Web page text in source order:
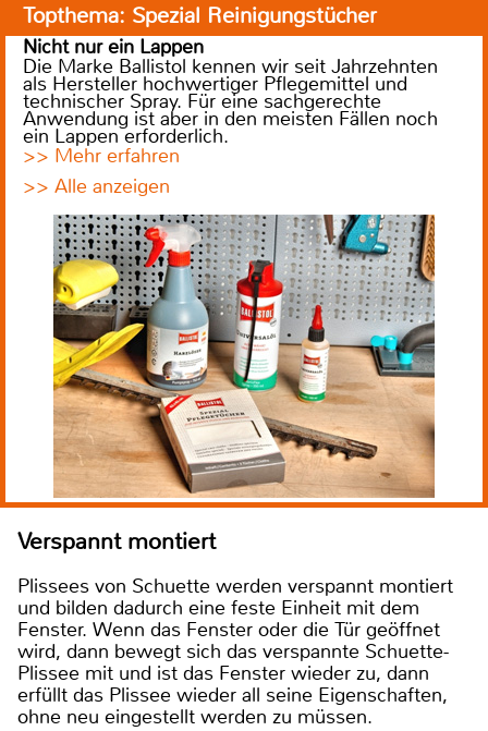
Topthema: Spezial Reinigungstücher
Nicht nur ein Lappen
Die Marke Ballistol kennen wir seit Jahrzehnten
als Hersteller hochwertiger Pflegemittel und
technischer Spray. Für eine sachgerechte
Anwendung ist aber in den meisten Fällen noch
ein Lappen erforderlich.
>> Mehr erfahren
>> Alle anzeigen
Verspannt montiert
Plissees von Schuette werden verspannt montiert
und bilden dadurch eine feste Einheit mit dem
Fenster. Wenn das Fenster oder die Tür geöffnet
wird, dann bewegt sich das verspannte Schuette-
Plissee mit und ist das Fenster wieder zu, dann
erfüllt das Plissee wieder all seine Eigenschaften,
ohne neu eingestellt werden zu müssen.